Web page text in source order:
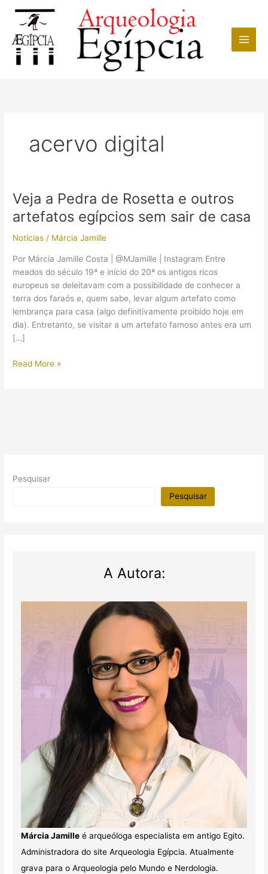
conteúdo
acervo digital
Veja a Pedra de Rosetta e outros
artefatos egípcios sem sair de casa
Notícias / Márcia Jamille
Por Márcia Jamille Costa | @MJamille | Instagram Entre
meados do século 19ª e início do 20ª os antigos ricos
europeus se deleitavam com a possibilidade de conhecer a
terra dos faraós e, quem sabe, levar algum artefato como
lembrança para casa (algo definitivamente proibido hoje em
dia). Entretanto, se visitar a um artefato famoso antes era um
[…]
Veja
sem
Read More »
Pesquisar
Pesquisar
A Autora:
Márcia Jamilleé arqueóloga especialista em antigo Egito.
Administradora do site Arqueologia Egípcia. Atualmente
grava para o Arqueologia pelo Mundo e Nerdologia.